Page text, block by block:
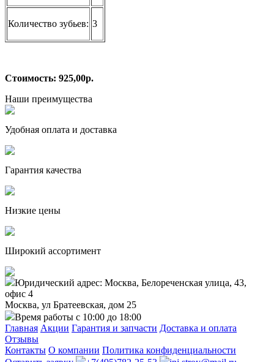
Количество зубьев: 3
Стоимость: 925,00р.
Наши преимущества
Удобная оплата и доставка
Гарантия качества
Низкие цены
Широкий ассортимент
Юридический адрес: Москва, Белореченская улица, 43,
офис 4
Москва, ул Братеевская, дом 25
Время работы с 10:00 до 18:00
Главная Акции Гарантия и запчасти Доставка и оплата
Отзывы
Контакты О компании Политика конфиденциальности